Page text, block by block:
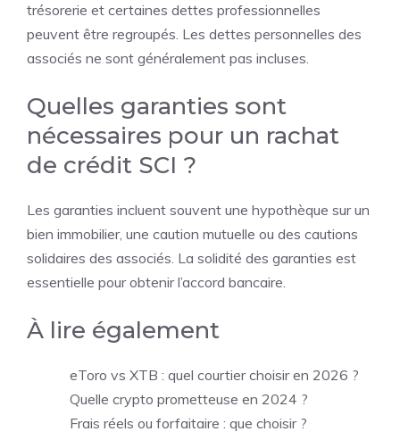
trésorerie et certaines dettes professionnelles
peuvent être regroupés. Les dettes personnelles des
associés ne sont généralement pas incluses.
Quelles garanties sont
nécessaires pour un rachat
de crédit SCI ?
Les garanties incluent souvent une hypothèque sur un
bien immobilier, une caution mutuelle ou des cautions
solidaires des associés. La solidité des garanties est
essentielle pour obtenir l’accord bancaire.
À lire également
eToro vs XTB : quel courtier choisir en 2026 ?
Quelle crypto prometteuse en 2024 ?
Frais réels ou forfaitaire : que choisir ?